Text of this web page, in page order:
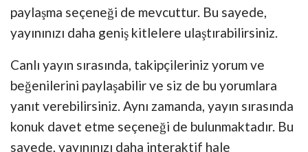
paylaşma seçeneği de mevcuttur. Bu sayede,
yayınınızı daha geniş kitlelere ulaştırabilirsiniz.
Canlı yayın sırasında, takipçileriniz yorum ve
beğenilerini paylaşabilir ve siz de bu yorumlara
yanıt verebilirsiniz. Aynı zamanda, yayın sırasında
konuk davet etme seçeneği de bulunmaktadır. Bu
sayede, yayınınızı daha interaktif hale